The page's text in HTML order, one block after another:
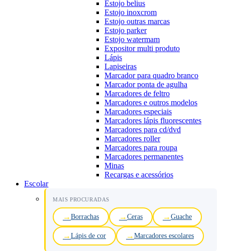
Estojo belius
Estojo inoxcrom
Estojo outras marcas
Estojo parker
Estojo watermam
Expositor multi produto
Lápis
Lapiseiras
Marcador para quadro branco
Marcador ponta de agulha
Marcadores de feltro
Marcadores e outros modelos
Marcadores especiais
Marcadores lápis fluorescentes
Marcadores para cd/dvd
Marcadores roller
Marcadores para roupa
Marcadores permanentes
Minas
Recargas e acessórios
Escolar
MAIS PROCURADAS
Borrachas Ceras Guache
Lápis de cor Marcadores escolares